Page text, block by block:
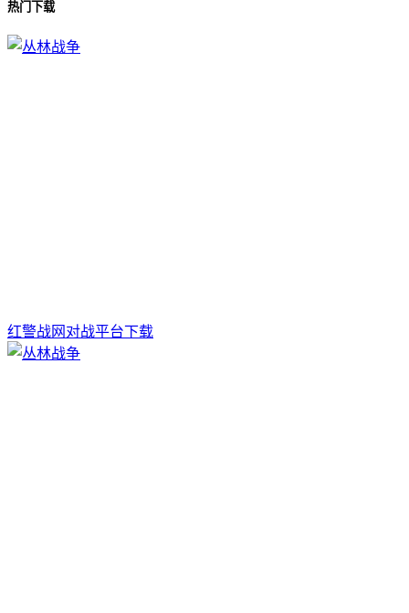
热门下载
红警战网对战平台下载